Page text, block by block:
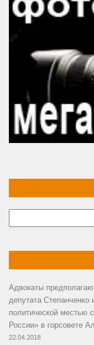
Адвокаты
депутата
политической местью
России» в горсовете
22.04.2018